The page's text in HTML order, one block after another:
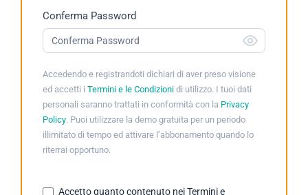
Conferma Password
Accedendo e registrandoti dichiari di aver preso visione
ed accetti i Termini e le Condizionidi utilizzo. I tuoi dati
personali saranno trattati in conformità con la Privacy
Policy. Puoi utilizzare la demo gratuita per un periodo
illimitato di tempo ed attivare l’abbonamento quando lo
riterrai opportuno.
Accetto quanto contenuto nei Termini e